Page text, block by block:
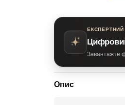
ЕКСПЕРТНИЙ
Завантажте
Опис